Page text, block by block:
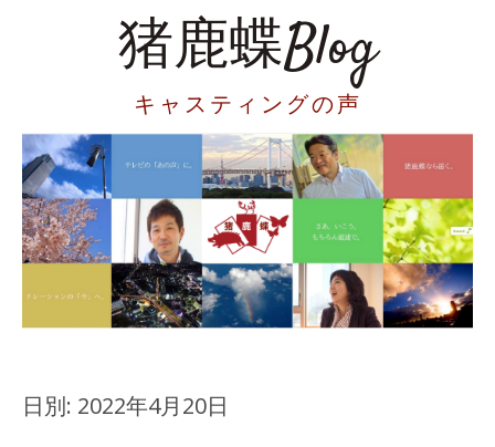
猪鹿蝶Blog
キャスティングの声
日別: 2022年4月20日